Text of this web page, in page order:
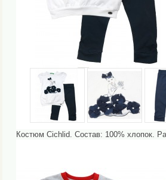
Костюм Cichlid. Состав: 100% хлопок.